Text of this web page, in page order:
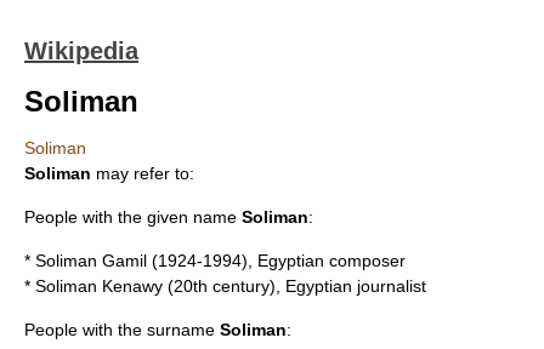
Wikipedia
Soliman
Soliman
Soliman may refer to:
People with the given name Soliman:
* Soliman Gamil (1924-1994), Egyptian composer
* Soliman Kenawy (20th century), Egyptian journalist
People with the surname Soliman: